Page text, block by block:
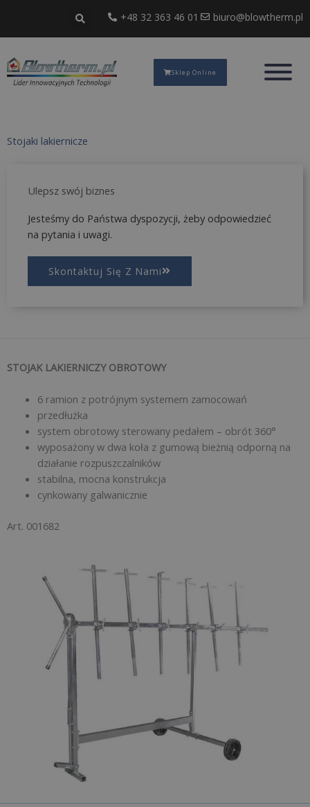
treści
+48 32 363 46 01 biuro@blowtherm.pl
Sklep Online
Stojaki lakiernicze
Ulepsz swój biznes
Jesteśmy do Państwa dyspozycji, żeby odpowiedzieć
na pytania i uwagi.
Skontaktuj Się Z Nami
STOJAK LAKIERNICZY OBROTOWY
6 ramion z potrójnym systemem zamocowań
przedłużka
system obrotowy sterowany pedałem – obrót 360°
wyposażony w dwa koła z gumową bieżnią odporną na
działanie rozpuszczalników
stabilna, mocna konstrukcja
cynkowany galwanicznie
Art. 001682